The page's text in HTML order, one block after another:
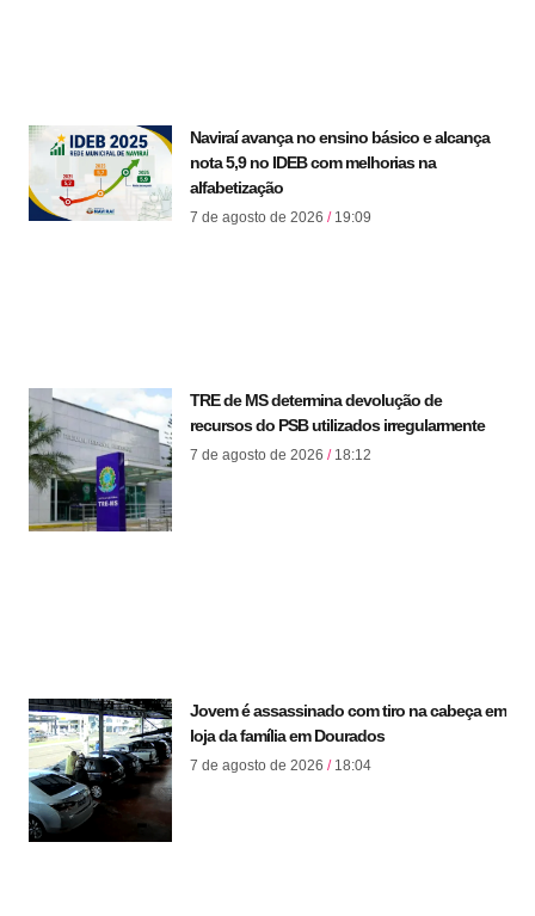
Naviraí avança no ensino básico e alcança
nota 5,9 no IDEB com melhorias na
alfabetização
7 de agosto de 2026 19:09
TRE de MS determina devolução de
recursos do PSB utilizados irregularmente
7 de agosto de 2026 18:12
Jovem é assassinado com tiro na cabeça em
loja da família em Dourados
7 de agosto de 2026 18:04